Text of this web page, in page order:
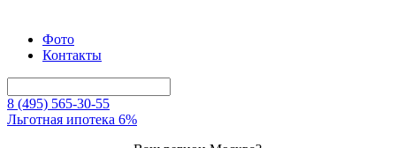
Фото
Контакты
8 (495) 565-30-55
Льготная ипотека 6%